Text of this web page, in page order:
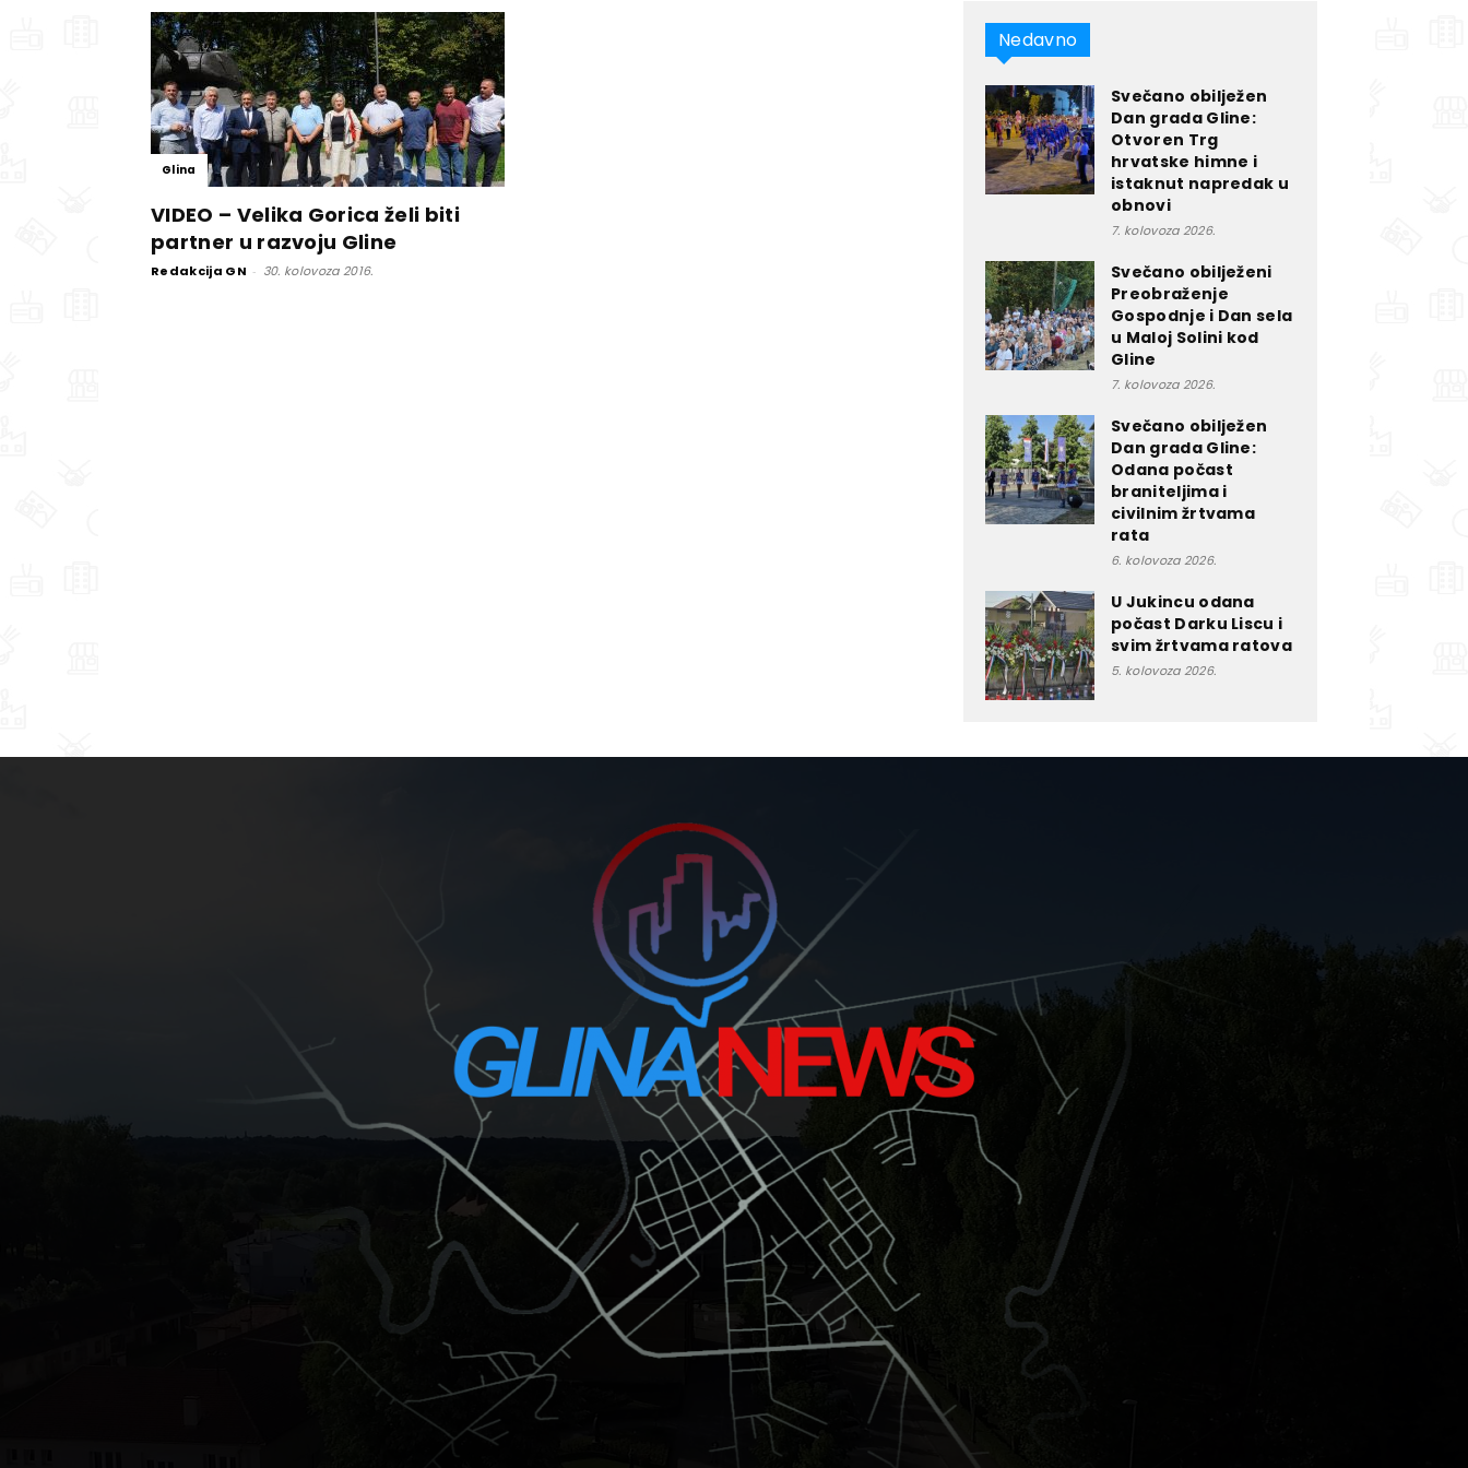
Glina
VIDEO – Velika Gorica želi biti
partner u razvoju Gline
Redakcija GN - 30. kolovoza 2016.
Nedavno
Svečano obilježen
Dan grada Gline:
Otvoren Trg
hrvatske himne i
istaknut napredak u
obnovi
7. kolovoza 2026.
Svečano obilježeni
Preobraženje
Gospodnje i Dan sela
u Maloj Solini kod
Gline
7. kolovoza 2026.
Svečano obilježen
Dan grada Gline:
Odana počast
braniteljima i
civilnim žrtvama
rata
6. kolovoza 2026.
U Jukincu odana
počast Darku Liscu i
svim žrtvama ratova
5. kolovoza 2026.